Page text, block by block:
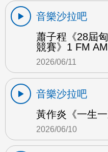
音樂沙拉吧
蕭子程《28屆
競賽》1 FM AM
2026/06/11
音樂沙拉吧
黃作炎《一生
2026/06/10